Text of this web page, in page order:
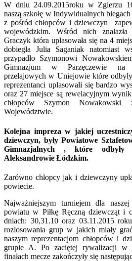
W dniu 24.09.2015roku w Zgierzu
naszą szkołę w Indywidualnych
z pośród chłopców i dziewczyn
wojewódzkim. Wśród nich
Graczyk która uplasowała się na 4
dobiegła Julia Saganiak natomiast
przypadło Szymonowi
Gimnazjum w Parzęczewie na
przełajowych w Uniejowie które
reprezentanci uplasowali się bardzo
oraz 27 miejsce są rewelacyjnym
chłopców Szymon
Województwie.
Kolejna impreza w jakiej
dziewczyn, były Powiatowe
Gimnazjalnych , które odbyły
Aleksandrowie Łódzkim.
Zarówno chłopcy jak i dziewczyny
powiecie.
Najważniejszym turniejem dla
powiatu w Piłkę Ręczną dziewcząt i
dniach: 30,31.10 oraz 03.11.2015
rozlosowania grup w jakich miały
naszym reprezentacjom chłopców i
grupie A. Po zaciętej rywalizacji w
finałach mecze zakończyły się